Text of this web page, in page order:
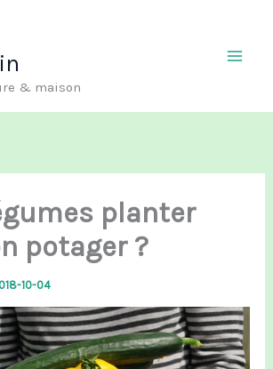
& maison
planter
potager ?
10-04